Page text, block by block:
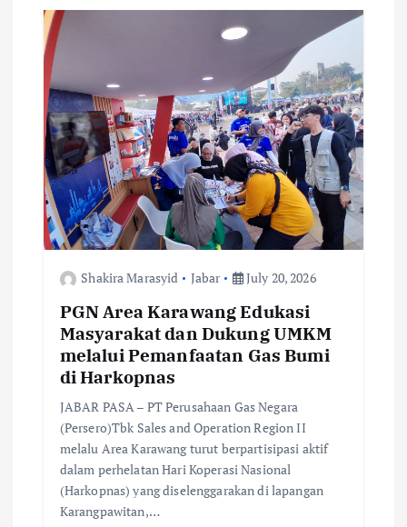
o
k
r A
p
Li
n
k
Shakira Marasyid Jabar July 20, 2026
PGN Area Karawang Edukasi
Masyarakat dan Dukung UMKM
melalui Pemanfaatan Gas Bumi
di Harkopnas
JABAR PASA – PT Perusahaan Gas Negara
(Persero)Tbk Sales and Operation Region II
melalu Area Karawang turut berpartisipasi aktif
dalam perhelatan Hari Koperasi Nasional
(Harkopnas) yang diselenggarakan di lapangan
Karangpawitan,…